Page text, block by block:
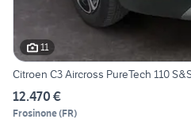
11
Citroen C3 Aircross PureTech 110
12.470 €
Frosinone(FR)